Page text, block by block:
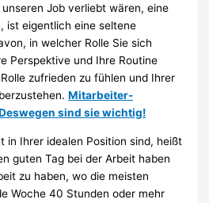
Job verliebt wären, eine
ist eigentlich eine seltene
in welcher Rolle Sie sich
Perspektive und Ihre Routine
zufrieden zu fühlen und Ihrer
Mitarbeiter-
sind sie wichtig!
in Ihrer idealen Position sind, heißt
guten Tag bei der Arbeit haben
zu haben, wo die meisten
Woche 40 Stunden oder mehr